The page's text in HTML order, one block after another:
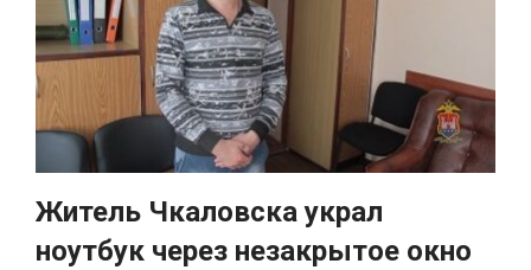
Житель Чкаловска украл
ноутбук через незакрытое окно